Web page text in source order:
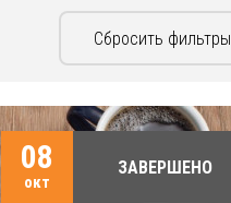
Сбросить фильтры
08
окт
ЗАВЕРШЕНО